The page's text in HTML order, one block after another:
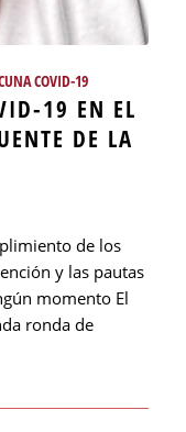
COVID-19
19 EN EL
DE LA
de los
y las pautas
momento El
ronda de